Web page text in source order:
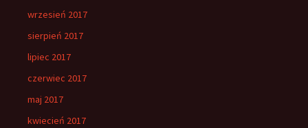
wrzesień 2017
sierpień 2017
lipiec 2017
czerwiec 2017
maj 2017
kwiecień 2017